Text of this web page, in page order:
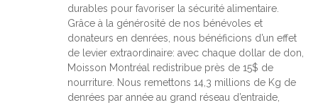
durables pour favoriser la sécurité alimentaire.
Grâce à la générosité de nos bénévoles et
donateurs en denrées, nous bénéficions d’un effet
de levier extraordinaire: avec chaque dollar de don,
Moisson Montréal redistribue près de 15$ de
nourriture. Nous remettons 14,3 millions de Kg de
denrées par année au grand réseau d’entraide,